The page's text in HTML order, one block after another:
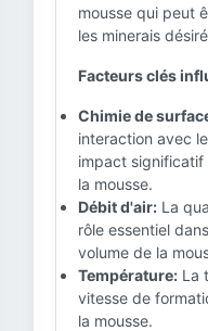
mousse qui peut
les minerais
Facteurs clés
Chimie de
interaction avec
impact significatif
la mousse.
Débit d'air: La
rôle essentiel
volume de la
Température: La
vitesse de
la mousse.